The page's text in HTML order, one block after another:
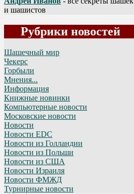
и шашистов
Рубрики новостей
Шашечный мир
Чекерс
Горбыли
Мнения...
Информация
Книжные новинки
Компьютерные новости
Московские новости
Новости
Новости EDC
Новости из Голландии
Новости из Польши
Новости из США
Новости Израиля
Новости ФМЖД
Турнирные новости